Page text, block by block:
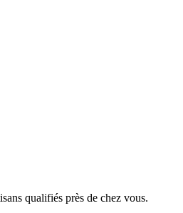
qualifiés près de chez vous.